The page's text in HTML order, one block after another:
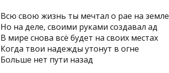
Всю свою жизнь ты мечтал о рае на земле
Но на деле, своими руками создавал ад
В мире снова всё будет на своих местах
Когда твои надежды утонут в огне
Больше нет пути назад